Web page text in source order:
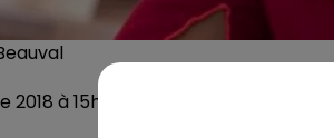
2018 à 15h59 par Emilien Borderie